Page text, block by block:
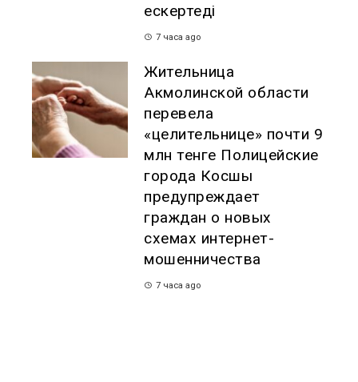
ескертеді
7 часа ago
Жительница
Акмолинской области
перевела
«целительнице» почти 9
млн тенге Полицейские
города Косшы
предупреждает
граждан о новых
схемах интернет-
мошенничества
7 часа ago